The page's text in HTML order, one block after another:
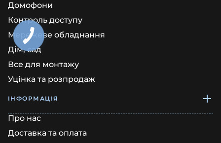
Домофони
Контроль доступу
Мережеве обладнання
Дім, сад
Все для монтажу
Уцінка та розпродаж
ІНФОРМАЦІЯ
Про нас
Доставка та оплата